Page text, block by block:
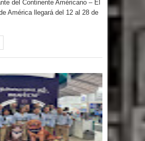
del Continente Américano – El
América llegará del 12 al 28 de